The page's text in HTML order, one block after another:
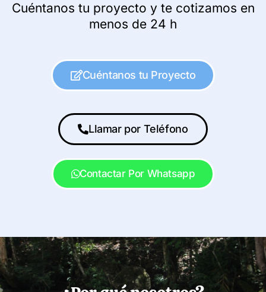
Cuéntanos tu proyecto y te cotizamos en
menos de 24 h
Cuéntanos tu Proyecto
Llamar por Teléfono
Contactar Por Whatsapp